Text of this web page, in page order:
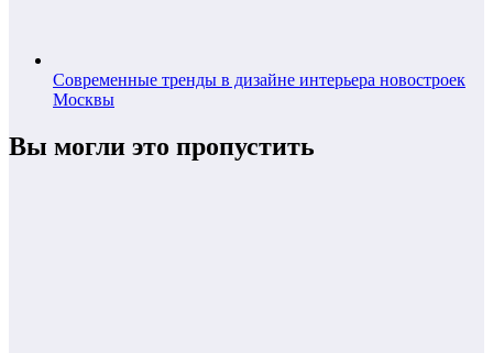
Современные тренды в дизайне интерьера новостроек
Москвы
Вы могли это пропустить